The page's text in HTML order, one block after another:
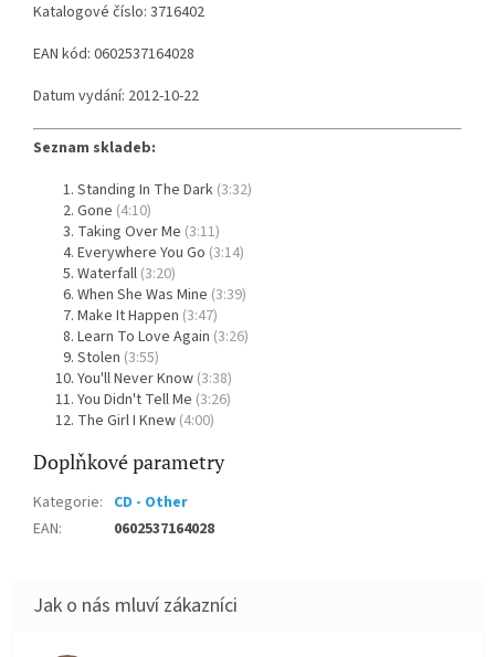
Katalogové číslo: 3716402
EAN kód: 0602537164028
Datum vydání: 2012-10-22
Seznam skladeb:
Standing In The Dark (3:32)
Gone (4:10)
Taking Over Me (3:11)
Everywhere You Go (3:14)
Waterfall (3:20)
When She Was Mine (3:39)
Make It Happen (3:47)
Learn To Love Again (3:26)
Stolen (3:55)
You'll Never Know (3:38)
You Didn't Tell Me (3:26)
The Girl I Knew (4:00)
Doplňkové parametry
Kategorie: CD - Other
EAN: 0602537164028